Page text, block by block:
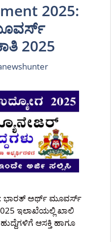
2025:
2025
ಭಾರತ್ ಅರ್ಥ್ ಮೂವರ್ಸ್
ಇಲಾಖೆಯಲ್ಲಿ ಖಾಲಿ
ಆಸಕ್ತಿ ಹಾಗೂ